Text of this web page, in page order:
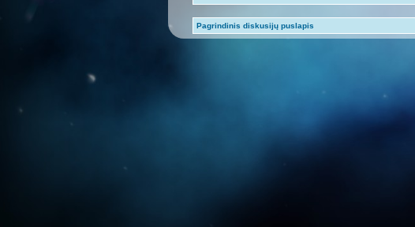
Pagrindinis diskusijų puslapis